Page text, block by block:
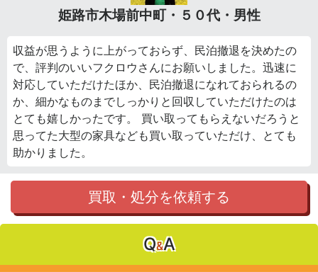
姫路市木場前中町・５０代・男性
収益が思うように上がっておらず、民泊撤退を決めたの
で、評判のいいフクロウさんにお願いしました。迅速に
対応していただけたほか、民泊撤退になれておられるの
か、細かなものまでしっかりと回収していただけたのは
とても嬉しかったです。 買い取ってもらえないだろうと
思ってた大型の家具なども買い取っていただけ、とても
助かりました。
買取・処分を依頼する
Q&A